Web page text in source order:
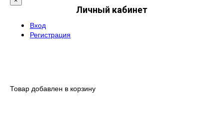
Личный кабинет
Вход
Регистрация
Товар добавлен в корзину